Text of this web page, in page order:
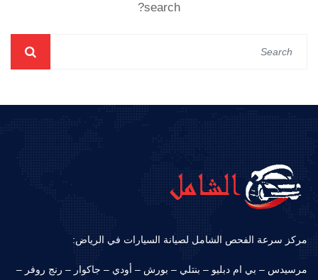
search?
مركز سرعة الفحص الشامل لصيانة السيارات في الرياض:
مرسيدس – بي ام دبليو – بنتلي – بورش – أودي – جاكوار – رنج روفر –